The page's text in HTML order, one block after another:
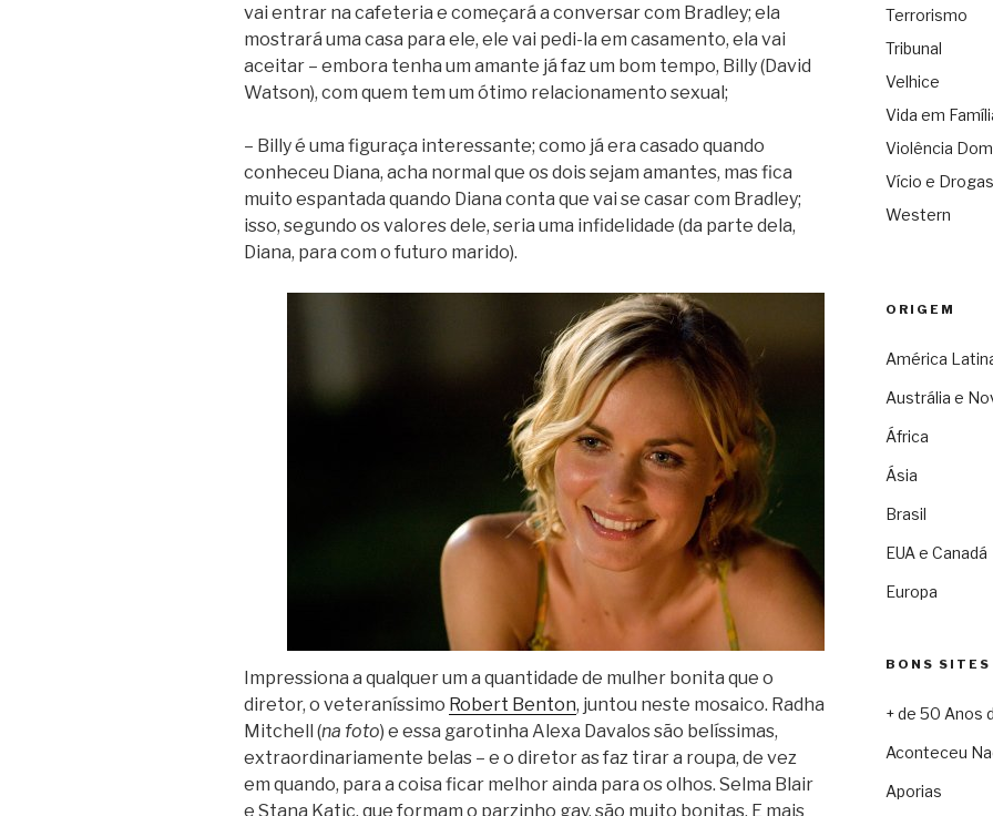
vai entrar na cafeteria e começará a conversar com Bradley; ela
mostrará uma casa para ele, ele vai pedi-la em casamento, ela vai
aceitar – embora tenha um amante já faz um bom tempo, Billy (David
Watson), com quem tem um ótimo relacionamento sexual;
– Billy é uma figuraça interessante; como já era casado quando
conheceu Diana, acha normal que os dois sejam amantes, mas fica
muito espantada quando Diana conta que vai se casar com Bradley;
isso, segundo os valores dele, seria uma infidelidade (da parte dela,
Diana, para com o futuro marido).
Impressiona a qualquer um a quantidade de mulher bonita que o
diretor, o veteraníssimo Robert Benton, juntou neste mosaico. Radha
Mitchell (na foto) e essa garotinha Alexa Davalos são belíssimas,
extraordinariamente belas – e o diretor as faz tirar a roupa, de vez
em quando, para a coisa ficar melhor ainda para os olhos. Selma Blair
e Stana Katic, que formam o parzinho gay, são muito bonitas. E mais
Terrorismo
Tribunal
Velhice
Vida em
Violência
Vício e Drogas
Western
ORIGEM
América
Austrália e
África
Ásia
Brasil
EUA e Canadá
Europa
BONS SITES
+ de 50 Anos
Aconteceu
Aporias